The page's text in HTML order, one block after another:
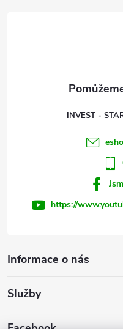
Informace o nás
Služby
INVEST -
https://